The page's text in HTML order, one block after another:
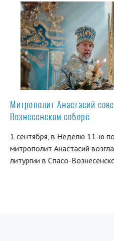
Митрополит Анастасий
Вознесенском соборе
1 сентября, в Неделю 11-ю
митрополит Анастасий
литургии в Спасо-